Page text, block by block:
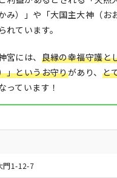
み）」や「大国主大神（お
れています。
宮には、 良縁の幸福守護と
」というお守りがあり、 と
っています！
門1-12-7